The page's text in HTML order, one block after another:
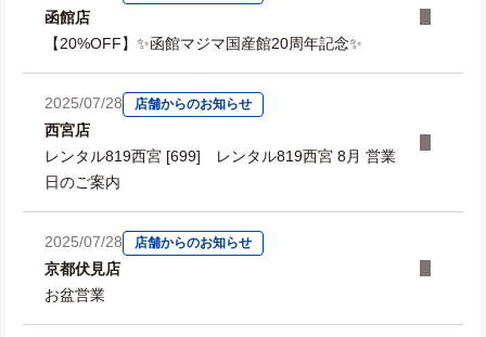
函館店
【20%OFF】✨函館マジマ国産館20周年記念✨
2025/07/28 店舗からのお知らせ
西宮店
レンタル819西宮 [699] レンタル819西宮 8月 営業
日のご案内
2025/07/28 店舗からのお知らせ
京都伏見店
お盆営業